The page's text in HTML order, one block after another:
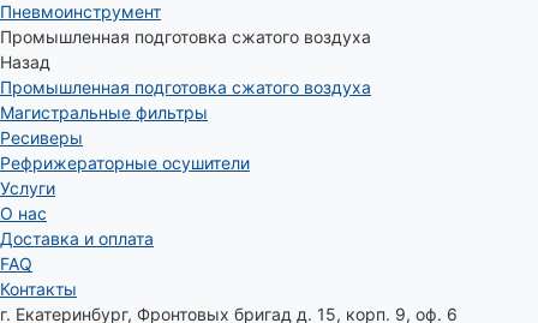
Пневмоинструмент
Промышленная подготовка сжатого воздуха
Назад
Промышленная подготовка сжатого воздуха
Магистральные фильтры
Ресиверы
Рефрижераторные осушители
Услуги
О нас
Доставка и оплата
FAQ
Контакты
г. Екатеринбург, Фронтовых бригад д. 15, корп. 9, оф. 6